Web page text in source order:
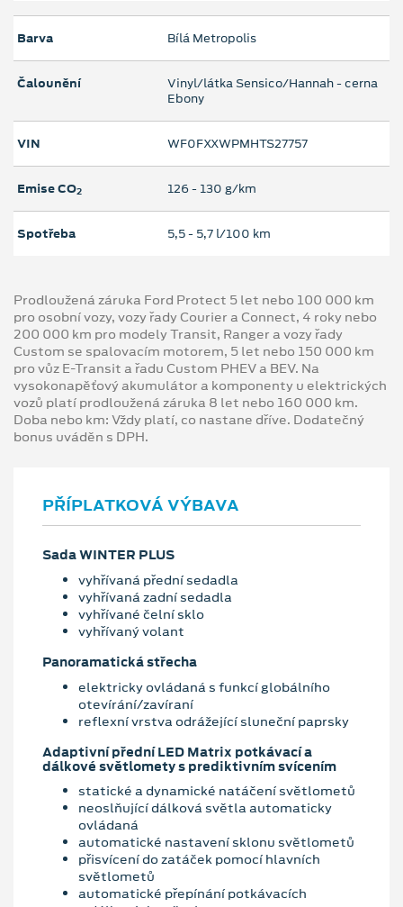
Barva Bílá Metropolis
Čalounění
Vinyl/látka Sensico/Hannah - cerna
Ebony
VIN WF0FXXWPMHTS27757
Emise CO2 126 ‐ 130 g/km
Spotřeba 5,5 ‐ 5,7 l/100 km
Prodloužená záruka Ford Protect 5 let nebo 100 000 km
pro osobní vozy, vozy řady Courier a Connect, 4 roky nebo
200 000 km pro modely Transit, Ranger a vozy řady
Custom se spalovacím motorem, 5 let nebo 150 000 km
pro vůz E-Transit a řadu Custom PHEV a BEV. Na
vysokonapěťový akumulátor a komponenty u elektrických
vozů platí prodloužená záruka 8 let nebo 160 000 km.
Doba nebo km: Vždy platí, co nastane dříve. Dodatečný
bonus uváděn s DPH.
PŘÍPLATKOVÁ VÝBAVA
Sada WINTER PLUS
vyhřívaná přední sedadla
vyhřívaná zadní sedadla
vyhřívané čelní sklo
vyhřívaný volant
Panoramatická střecha
elektricky ovládaná s funkcí globálního
otevírání/zavíraní
reflexní vrstva odrážející sluneční paprsky
Adaptivní přední LED Matrix potkávací a
dálkové světlomety s prediktivním svícením
statické a dynamické natáčení světlometů
neoslňující dálková světla automaticky
ovládaná
automatické nastavení sklonu světlometů
přisvícení do zatáček pomocí hlavních
světlometů
automatické přepínání potkávacích